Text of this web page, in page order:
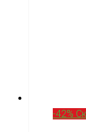
-42%